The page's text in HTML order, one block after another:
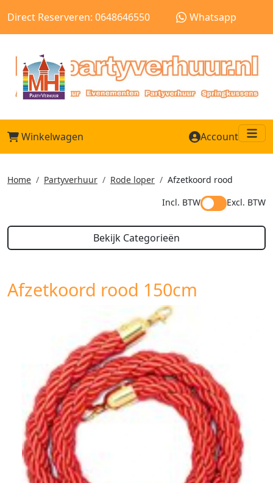
Direct Reserveren: 0648646550 Whatsapp
Winkelwagen Account
Home Partyverhuur Rode loper
Afzetkoord rood
Incl. BTW
Excl. BTW
Bekijk Categorieën
Afzetkoord rood 150cm